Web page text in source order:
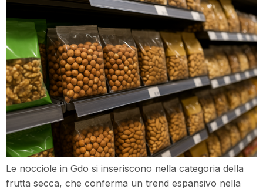
Le nocciole in Gdo si inseriscono nella categoria della
frutta secca, che conferma un trend espansivo nella